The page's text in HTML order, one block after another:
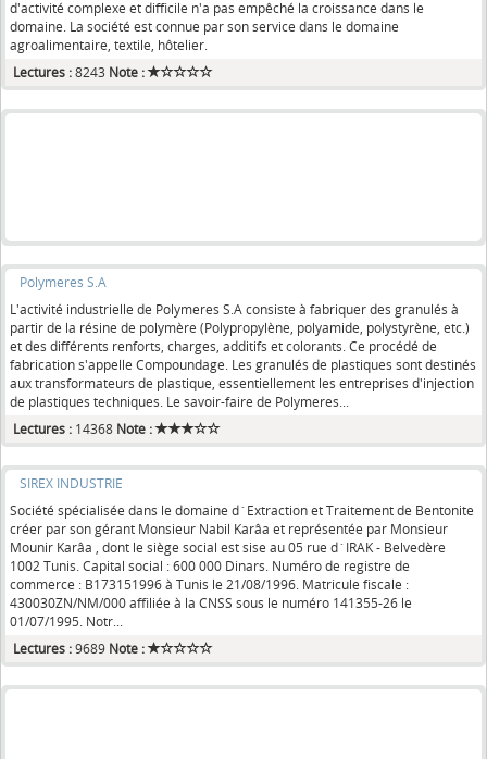
d'activité complexe et difficile n'a pas empêché la croissance dans le
domaine. La société est connue par son service dans le domaine
agroalimentaire, textile, hôtelier.
Lectures :8243 Note :
Polymeres S.A
L'activité industrielle de Polymeres S.A consiste à fabriquer des granulés à
partir de la résine de polymère (Polypropylène, polyamide, polystyrène, etc.)
et des différents renforts, charges, additifs et colorants. Ce procédé de
fabrication s'appelle Compoundage. Les granulés de plastiques sont destinés
aux transformateurs de plastique, essentiellement les entreprises d'injection
de plastiques techniques. Le savoir-faire de Polymeres...
Lectures : 14368 Note :
SIREX INDUSTRIE
Société spécialisée dans le domaine d´Extraction et Traitement de Bentonite
créer par son gérant Monsieur Nabil Karâa et représentée par Monsieur
Mounir Karâa , dont le siège social est sise au 05 rue d´IRAK - Belvedère
1002 Tunis. Capital social : 600 000 Dinars. Numéro de registre de
commerce : B173151996 à Tunis le 21/08/1996. Matricule fiscale :
430030ZN/NM/000 affiliée à la CNSS sous le numéro 141355-26 le
01/07/1995. Notr...
Lectures :9689 Note :